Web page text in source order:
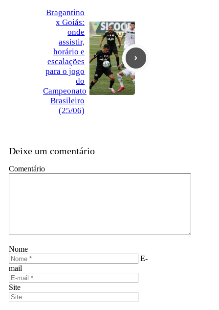
Bragantino
x Goiás:
onde
assistir,
horário e
escalações
para o jogo
do
Campeonato
Brasileiro
(25/06)
Deixe um comentário
Comentário
Nome
E-
mail
Site